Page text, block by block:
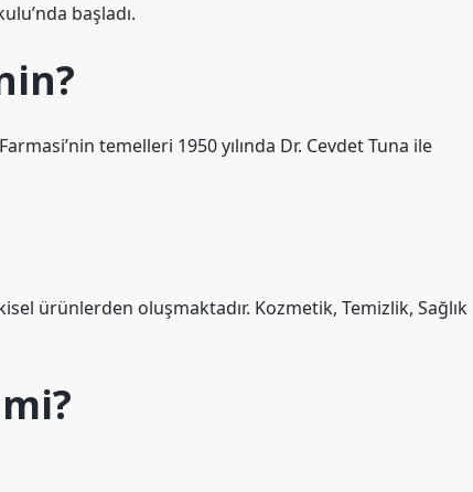
başladı.
temelleri 1950 yılında Dr. Cevdet Tuna ile
ürünlerden oluşmaktadır. Kozmetik, Temizlik, Sağlık